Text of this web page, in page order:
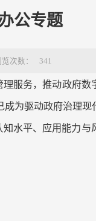
公专题
览次数： 341
服务，推动政府
成为驱动政府治理
水平、应用能力